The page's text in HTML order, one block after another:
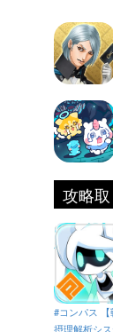
攻略
#コンパス 【
摂理解析シ